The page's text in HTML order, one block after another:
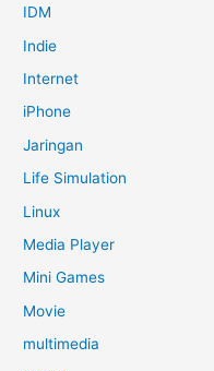
IDM
Indie
Internet
iPhone
Jaringan
Life Simulation
Linux
Media Player
Mini Games
Movie
multimedia